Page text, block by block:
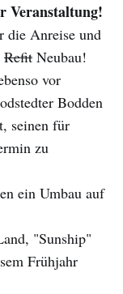
Veranstaltung!
die Anreise und
Refit Neubau!
vor
Bodden
seinen für
zu
ein Umbau auf
"Sunship"
Frühjahr